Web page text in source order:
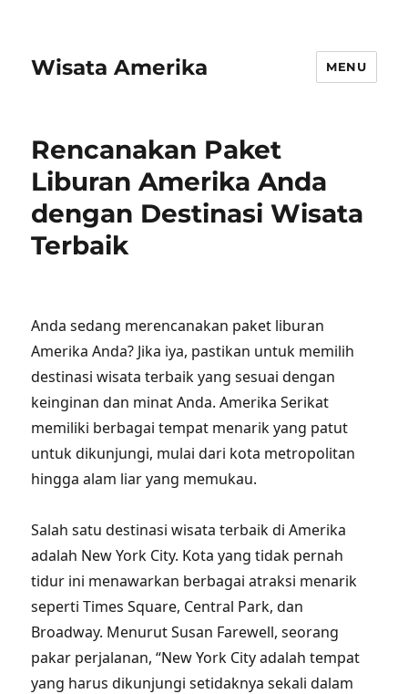
Wisata Amerika MENU
Rencanakan Paket
Liburan Amerika Anda
dengan Destinasi Wisata
Terbaik
Anda sedang merencanakan paket liburan
Amerika Anda? Jika iya, pastikan untuk memilih
destinasi wisata terbaik yang sesuai dengan
keinginan dan minat Anda. Amerika Serikat
memiliki berbagai tempat menarik yang patut
untuk dikunjungi, mulai dari kota metropolitan
hingga alam liar yang memukau.
Salah satu destinasi wisata terbaik di Amerika
adalah New York City. Kota yang tidak pernah
tidur ini menawarkan berbagai atraksi menarik
seperti Times Square, Central Park, dan
Broadway. Menurut Susan Farewell, seorang
pakar perjalanan, “New York City adalah tempat
yang harus dikunjungi setidaknya sekali dalam